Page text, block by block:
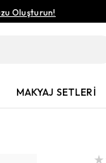
Oluşturun!
MAKYAJ SETLERİ